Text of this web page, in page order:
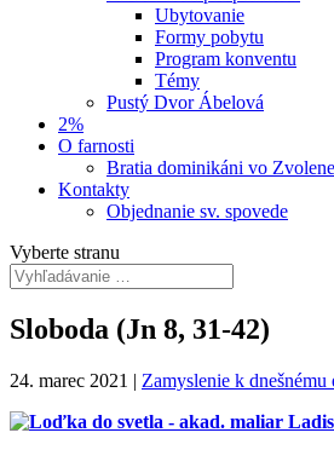
Ubytovanie
Formy pobytu
Program konventu
Témy
Pustý Dvor Ábelová
2%
O farnosti
Bratia dominikáni vo Zvolene
Kontakty
Objednanie sv. spovede
Vyberte stranu
Sloboda (Jn 8, 31-42)
24. marec 2021 | Zamyslenie k dnešnému